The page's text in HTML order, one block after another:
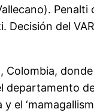
del
Colombia,
departamento